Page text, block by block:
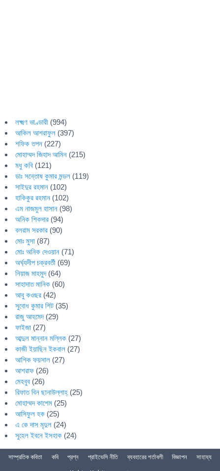
লক্ষ্মণ ভাণ্ডারী (994)
আকিল আশরাফুল (397)
শফিক তপন (227)
মোহাম্মদ জিহাদ আমিন (215)
মধু কবি (121)
ডাঃ সন্তোষ কুমার মন্ডল (119)
সাইদুর রহমান (102)
হাকিকুর রহমান (102)
এম নাজমুল হাসান (98)
অনিক শিকদার (94)
বলরাম সরকার (90)
মোঃ মুসা (87)
মোঃ অনিক দেওয়ান (71)
অর্ঘ্যদীপ চক্রবর্তী (69)
নিয়াজ মাহমুদ(64)
সাহাদাত মানিক (60)
আবু কওছর (42)
সুবোধ কুমার শিট (35)
রাজু আহমেদ(29)
ফাইজা (27)
আব্দুল মান্নান মল্লিক (27)
কাজী ইয়াছিন ইকবাল (27)
আশিক ফয়সাল (27)
আশরাফ (26)
মেহবুব (26)
রিফাত বিন ছানাউল্লাহ্ (25)
মোহাম্মদ কাশেম (25)
আসিফুল হক (25)
এ কে দাস মৃদুল (24)
সুহেল ইবনে ইসহাক (24)
সাম্প্রতিক কবিতা কবি প্রশ্ন প্রাইভেসি নীতি ব্যবহারের শর্তাবলী বিজ্ঞাপন
সাহায্য